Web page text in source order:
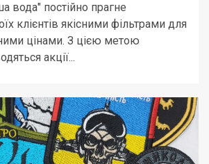
вода" постійно прагне
клієнтів якісними фільтрами для
цінами. З цією метою
акції...